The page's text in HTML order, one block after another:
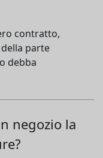
contratto,
parte
debba
negozio la